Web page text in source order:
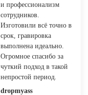
и профессионализм
сотрудников.
Изготовили всё точно в
срок, гравировка
выполнена идеально.
Огромное спасибо за
чуткий подход в такой
непростой период.
dropmyass